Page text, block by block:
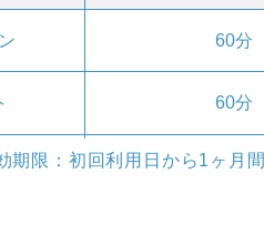
60分
60分
限：初回利用日から1ヶ月間